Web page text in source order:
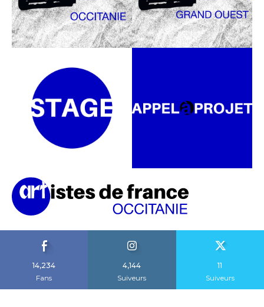
14,234
Fans
4,144
Suiveurs
11
Suiveurs